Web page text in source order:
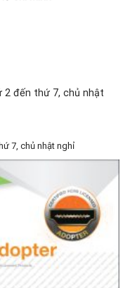
đến thứ 7, chủ nhật
7, chủ nhật nghỉ